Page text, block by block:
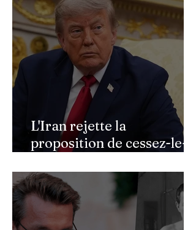
L'Iran rejette la
proposition de cessez-le-